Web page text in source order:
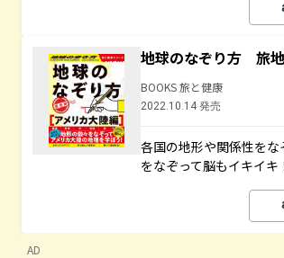
地球のなぞり方 旅
BOOKS 旅と健康
2022.10.14 発売
各国の地形や関係性を
をなぞって脳もイキイキ
AD